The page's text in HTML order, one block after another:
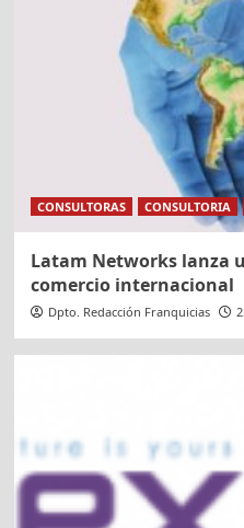
CONSULTORAS CONSULTORIA
Latam Networks lanza
comercio internacional
Dpto. Redacción Franquicias